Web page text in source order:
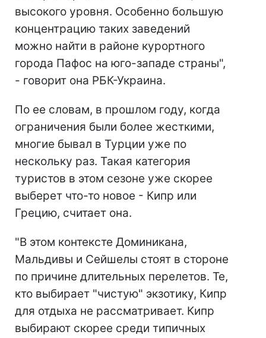
высокого уровня. Особенно большую
концентрацию таких заведений
можно найти в районе курортного
города Пафос на юго-западе страны",
- говорит она РБК-Украина.
По ее словам, в прошлом году, когда
ограничения были более жесткими,
многие бывал в Турции уже по
нескольку раз. Такая категория
туристов в этом сезоне уже скорее
выберет что-то новое - Кипр или
Грецию, считает она.
"В этом контексте Доминикана,
Мальдивы и Сейшелы стоят в стороне
по причине длительных перелетов. Те,
кто выбирает "чистую" экзотику, Кипр
для отдыха не рассматривает. Кипр
выбирают скорее среди типичных